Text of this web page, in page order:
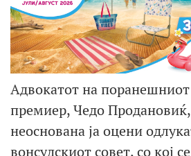
Адвокатот на поранешниот
премиер, Чедо
неоснована ја оцени
вонсудскиот совет, со кој